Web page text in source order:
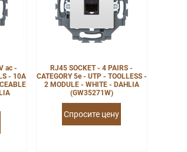
ac -
- 10A
RJ45 SOCKET - 4 PAIRS -
CATEGORY 5e - UTP - TOOLLESS -
2 MODULE - WHITE - DAHLIA
(GW35271W)
Спросите цену